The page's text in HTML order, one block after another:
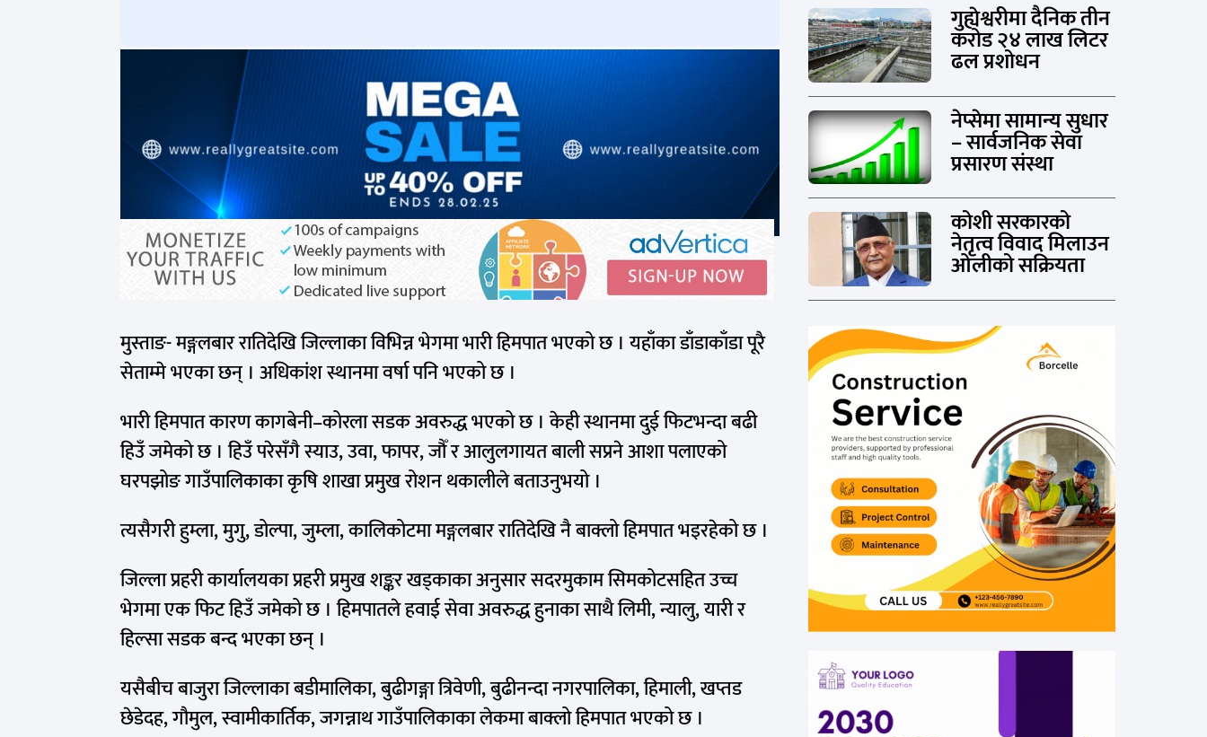
मुस्ताङ- मङ्गलबार रातिदेखि जिल्लाका विभिन्न भेगमा भारी हिमपात भएको छ । यहाँका डाँडाकाँडा पूरै
सेताम्मे भएका छन् । अधिकांश स्थानमा वर्षा पनि भएको छ ।
भारी हिमपात कारण कागबेनी–कोरला सडक अवरुद्ध भएको छ । केही स्थानमा दुई फिटभन्दा बढी
हिउँ जमेको छ । हिउँ परेसँगै स्याउ, उवा, फापर, जौँ र आलुलगायत बाली सप्रने आशा पलाएको
घरपझोङ गाउँपालिकाका कृषि शाखा प्रमुख रोशन थकालीले बताउनुभयो ।
त्यसैगरी हुम्ला, मुगु, डोल्पा, जुम्ला, कालिकोटमा मङ्गलबार रातिदेखि नै बाक्लो हिमपात भइरहेको छ ।
जिल्ला प्रहरी कार्यालयका प्रहरी प्रमुख शङ्कर खड्काका अनुसार सदरमुकाम सिमकोटसहित उच्च
भेगमा एक फिट हिउँ जमेको छ । हिमपातले हवाई सेवा अवरुद्ध हुनाका साथै लिमी, न्यालु, यारी र
हिल्सा सडक बन्द भएका छन् ।
यसैबीच बाजुरा जिल्लाका बडीमालिका, बुढीगङ्गा त्रिवेणी, बुढीनन्दा नगरपालिका, हिमाली, खप्तड
छेडेदह, गौमुल, स्वामीकार्तिक, जगन्नाथ गाउँपालिकाका लेकमा बाक्लो हिमपात भएको छ ।
गुह्येश्वरीमा दैनिक तीन
करोड २४ लाख लिटर
ढल प्रशोधन
नेप्सेमा सामान्य सुधार
– सार्वजनिक सेवा
प्रसारण संस्था
कोशी सरकारको
नेतृत्व विवाद मिलाउन
ओलीको सक्रियता